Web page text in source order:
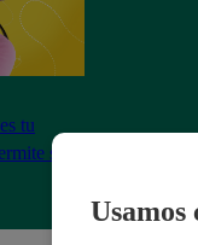
tu
ser